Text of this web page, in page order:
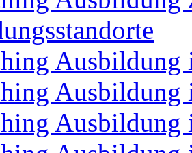
Ausbildung
Ausbildung